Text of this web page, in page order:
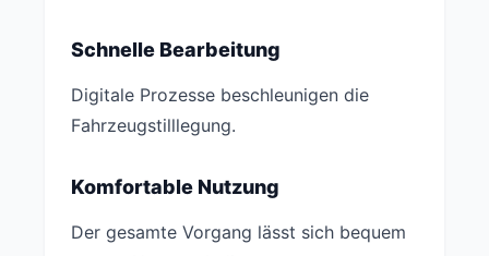
Schnelle Bearbeitung
Digitale Prozesse beschleunigen die
Fahrzeugstilllegung.
Komfortable Nutzung
Der gesamte Vorgang lässt sich bequem